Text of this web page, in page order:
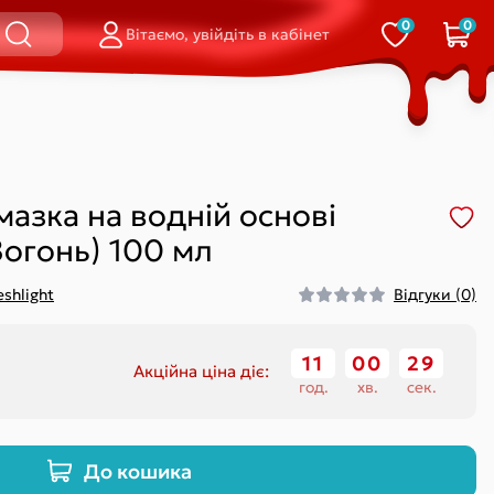
Подвійні (кліторальний-
вагінальні)
Вагінальні
На палець
Вітаємо, увійдіть в кабінет 0 0
на водній основі
100 мл
Відгуки (0)
Акційна ціна діє: 11
год.
00
хв.
28
сек.
До кошика